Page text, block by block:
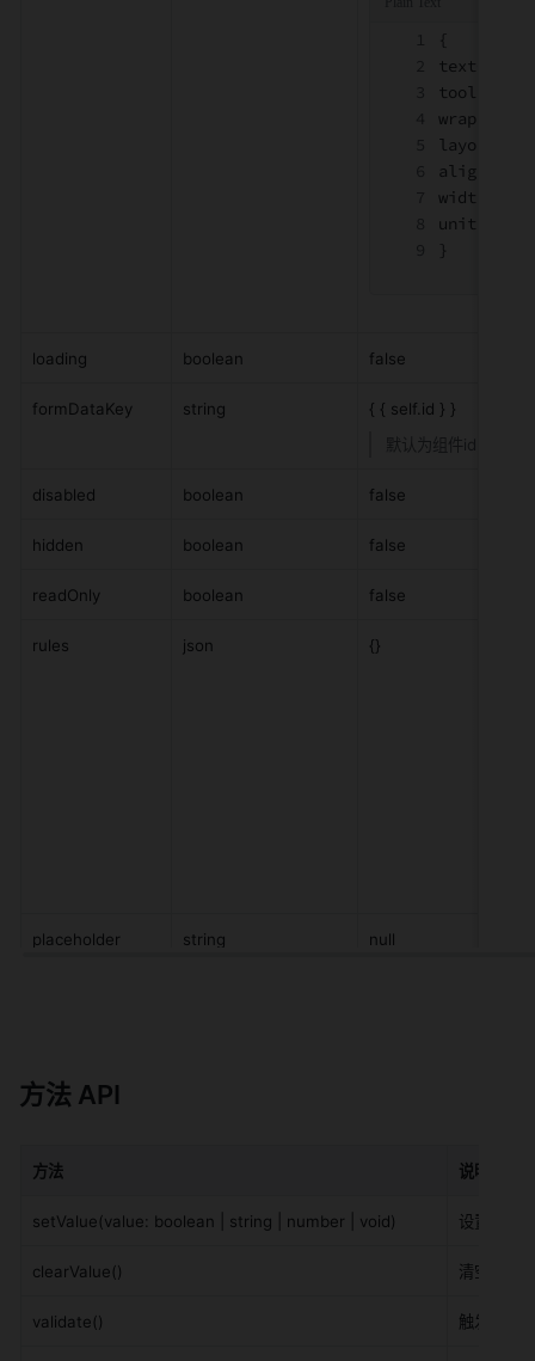
{
width:4,
unit:"col"
}
loading boolean false
formDataKey string
{ { self.id } }
默认为组件id
disabled boolean false
hidden boolean false
readOnly boolean false
rules json {}
placeholder string null
方法 API
方法 说明
setValue(value: boolean | string | number | void) 设置组件值
clearValue() 清空组件值
validate() 触发校验